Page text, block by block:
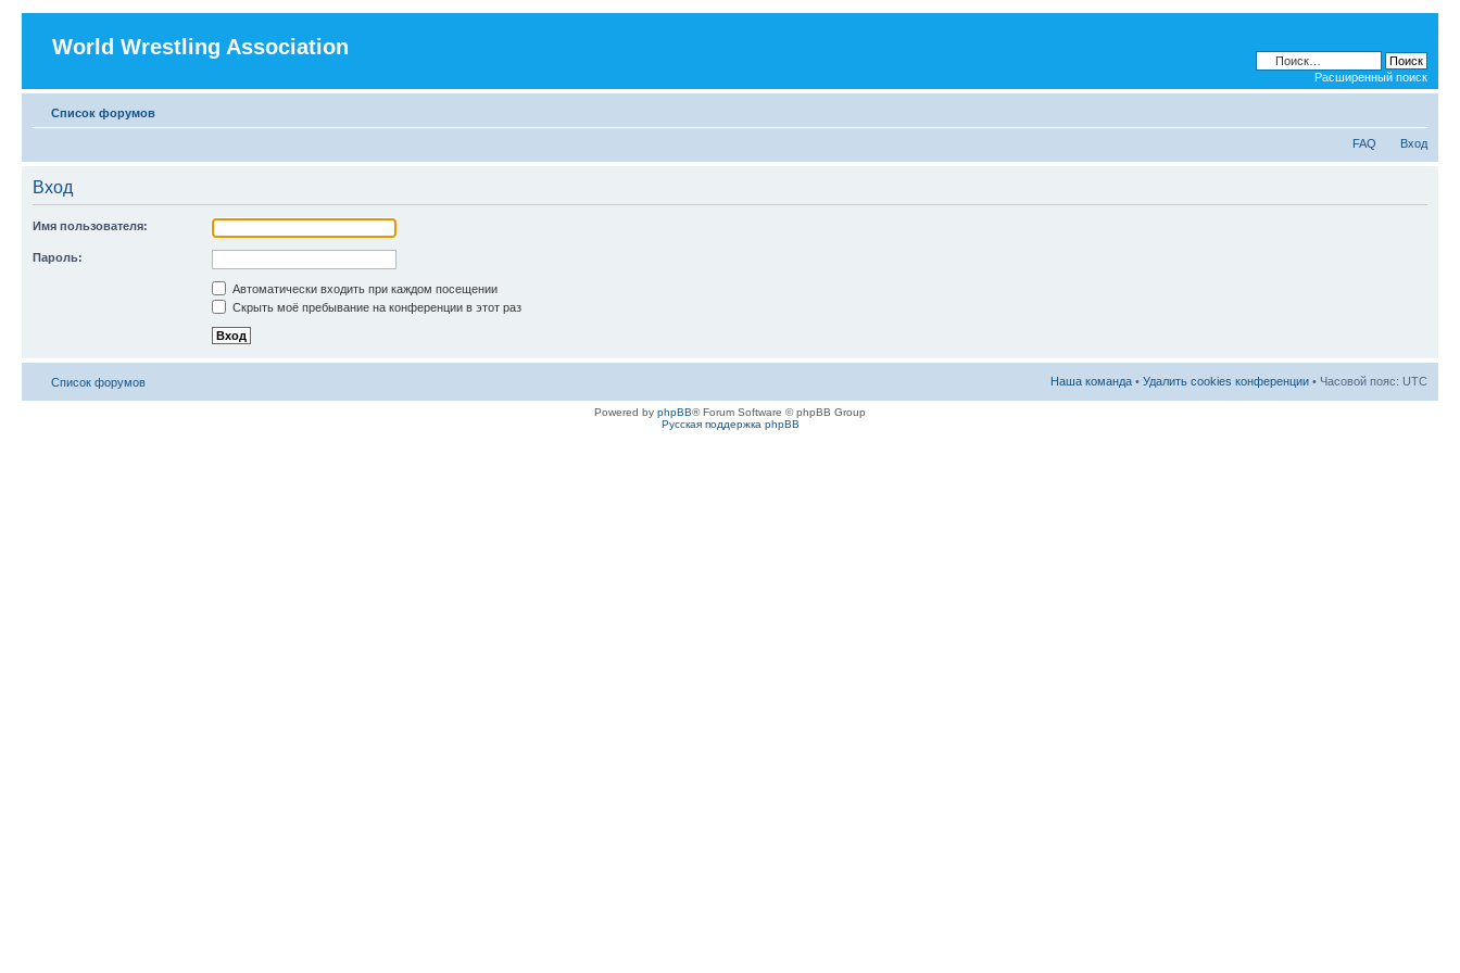
World Wrestling Association
Расширенный поиск
Список форумов
FAQ Вход
Вход
Имя пользователя:
Пароль:
Автоматически входить при каждом посещении
Скрыть моё пребывание на конференции в этот раз
Список форумов Наша команда • Удалить cookies конференции • Часовой пояс: UTC
Powered by phpBB® Forum Software © phpBB Group
Русская поддержка phpBB